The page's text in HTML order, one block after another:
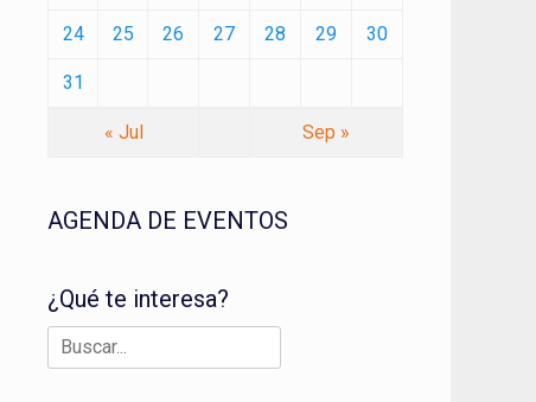
24 25 26 27 28 29 30
31
« Jul Sep »
AGENDA DE EVENTOS
¿Qué te interesa?
Buscar: